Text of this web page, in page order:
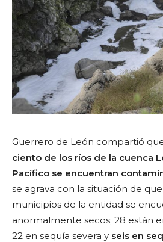
Guerrero de León compartió
ciento de los ríos de la cuenca
Pacífico se encuentran
se agrava con la situación de
municipios de la entidad se
anormalmente secos; 28 están
22 en sequía severa y seis en